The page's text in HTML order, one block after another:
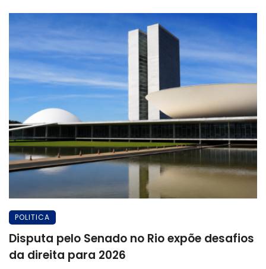
POLITICA
Disputa pelo Senado no Rio expõe desafios
da direita para 2026